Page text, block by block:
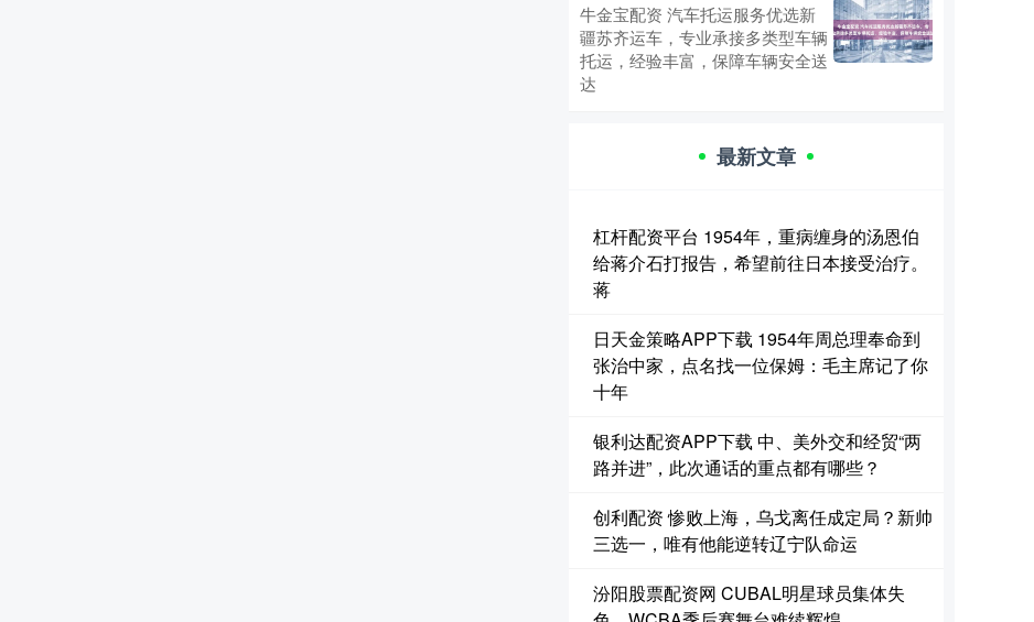
牛金宝配资 汽车托运服务优选新
疆苏齐运车，专业承接多类型车辆
托运，经验丰富，保障车辆安全送
达
最新文章
杠杆配资平台 1954年，重病缠身的汤恩伯
给蒋介石打报告，希望前往日本接受治疗。
蒋
日天金策略APP下载 1954年周总理奉命到
张治中家，点名找一位保姆：毛主席记了你
十年
银利达配资APP下载 中、美外交和经贸“两
路并进”，此次通话的重点都有哪些？
创利配资 惨败上海，乌戈离任成定局？新帅
三选一，唯有他能逆转辽宁队命运
汾阳股票配资网 CUBAL明星球员集体失